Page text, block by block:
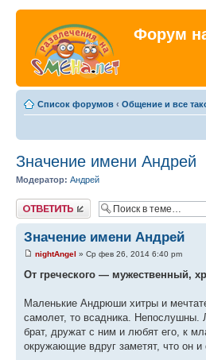
Форум
Список форумов ‹ Общение и все
Значение имени Андрей
Модератор: Андрей
Ответить
Значение имени Андрей
nightAngel » Ср фев 26, 2014 6:40 pm
От греческого — мужественный,
Маленькие Андрюши хитры и
самолет, то всадника. Непослушны.
брат, дружат с ним и любят его, к
окружающие вдруг заметят, что он